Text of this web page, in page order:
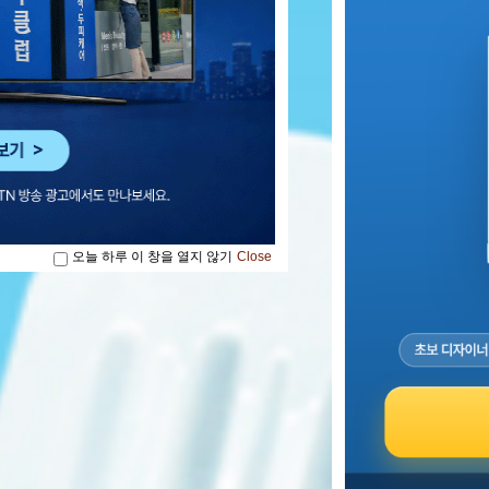
오늘 하루 이 창을 열지 않기 Close